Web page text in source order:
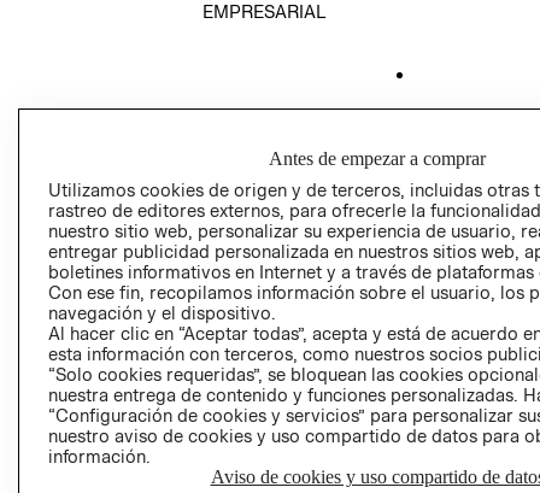
EMPRESARIAL
PRIVACIDAD
GIFT CARD
AVISO DE
Perú (S/)
CAMBIAR REGIÓN
Antes de empezar a comprar
Utilizamos cookies de origen y de terceros, incluidas otras
rastreo de editores externos, para ofrecerle la
nuestro sitio web, personalizar su experiencia de usuario,
entregar publicidad personalizada en nuestros sitios web,
boletines informativos en Internet y a través de plataformas
Con ese fin, recopilamos información sobre el usuario, los
navegación y el dispositivo.
Al hacer clic en “Aceptar todas”, acepta y está de acuerdo
esta información con terceros, como nuestros socios
“Solo cookies requeridas”, se bloquean las cookies
nuestra entrega de contenido y funciones personalizadas.
“Configuración de cookies y servicios” para personalizar
nuestro aviso de cookies y uso compartido de datos para
información.
Aviso de cookies y uso compartido de